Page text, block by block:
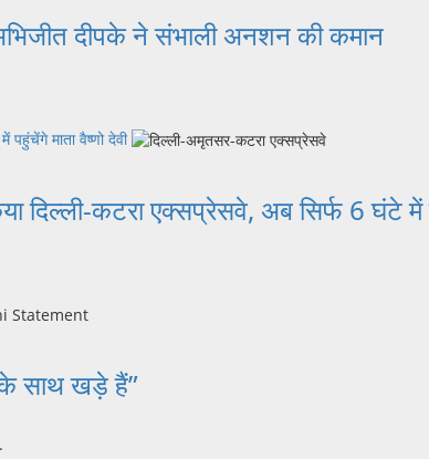
दीपके ने संभाली अनशन की कमान
माता वैष्णो देवी
कटरा एक्सप्रेसवे, अब सिर्फ 6 घंटे में
के साथ खड़े हैं”